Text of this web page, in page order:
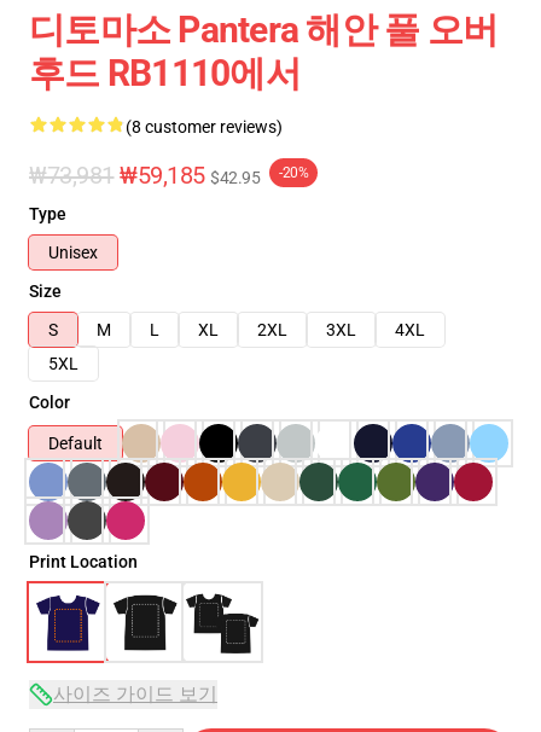
디토마소 Pantera 해안 풀 오버
후드 RB1110에서
(8 customer reviews)
₩73,981 ₩59,185 $42.95 -20%
Type
Unisex
Size
S
M L XL 2XL 3XL
4XL
5XL
Color
Default
Print Location
사이즈 가이드 보기